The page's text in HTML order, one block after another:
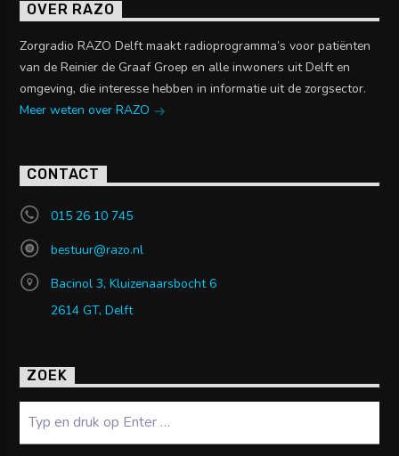
OVER RAZO
Zorgradio RAZO Delft maakt radioprogramma’s voor patiënten
van de Reinier de Graaf Groep en alle inwoners uit Delft en
omgeving, die interesse hebben in informatie uit de zorgsector.
Meer weten over RAZO
CONTACT
015 26 10 745
bestuur@razo.nl
Bacinol 3, Kluizenaarsbocht 6
2614 GT, Delft
ZOEK